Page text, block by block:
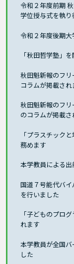
令和２年度前期
学位授与式を執り
令和２年度後期
「秋田哲学塾」
秋田魁新報のフ
コラムが掲載され
秋田魁新報のフ
のコラムが掲載さ
「プラスチック
務めます
本学教員による
国道７号能代バ
を行いました
「子どものプロ
れます
本学教員が全国
した